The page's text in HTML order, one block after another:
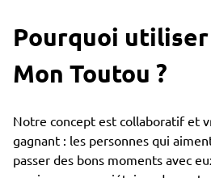
Pourquoi
Mon Toutou ?
Notre concept est collaboratif et
gagnant : les personnes qui
passer des bons moments avec